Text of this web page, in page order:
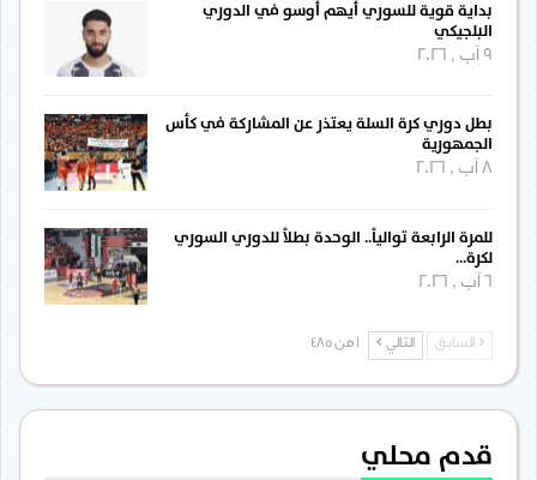
بداية قوية للسوري أيهم أوسو في الدوري
البلجيكي
بطل دوري كرة السلة يعتذر عن المشاركة في كأس
الجمهورية
للمرة الرابعة توالياً.. الوحدة بطلاً للدوري السوري
لكرة…
السابق التالي
قدم محلي